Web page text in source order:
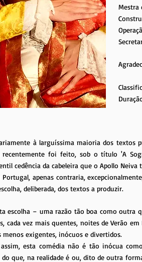
Mestra
à larguíssima maioria dos textos
foi feito, sob o título 'A
cedência da cabeleira que o Apollo Neiva
apenas contraria,
deliberada, dos textos a produzir.
escolha – uma razão tão boa como
cada vez mais quentes, noites de Verão
menos exigentes, inócuos e divertidos.
esta comédia não é tão inócua
que, na realidade é ou, dito de outra